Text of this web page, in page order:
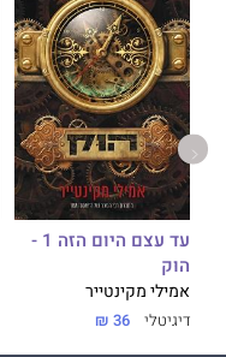
עד עצם היום הזה 1 -
הוּק
אמילי מקינטייר
דיגיטלי 36 ₪